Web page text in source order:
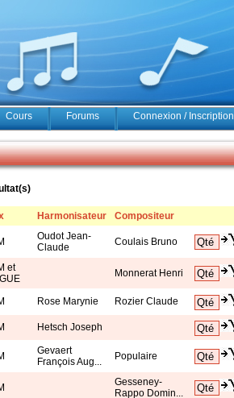
Cours Forums Connexion / Inscription
Harmonisateur Compositeur
Oudot Jean-
Claude
Coulais Bruno
et
Monnerat Henri
Rose Marynie Rozier Claude
Hetsch Joseph
Gevaert
François Aug...
Populaire
Gesseney-
Rappo Domin...